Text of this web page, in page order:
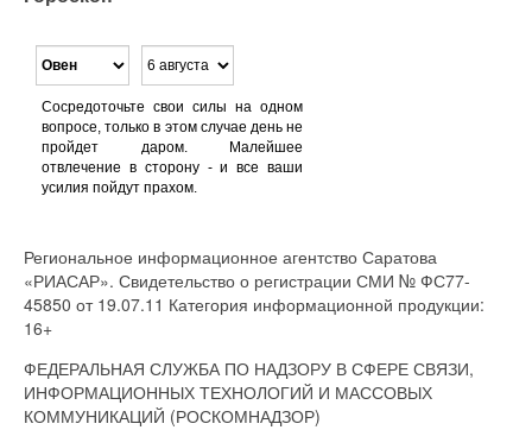
Сосредоточьте свои силы на одном
вопросе, только в этом случае день не
пройдет даром. Малейшее
отвлечение в сторону - и все ваши
усилия пойдут прахом.
Региональное информационное агентство Саратова
«РИАСАР». Свидетельство о регистрации СМИ № ФС77-
45850 от 19.07.11 Категория информационной продукции:
16+
ФЕДЕРАЛЬНАЯ СЛУЖБА ПО НАДЗОРУ В СФЕРЕ СВЯЗИ,
ИНФОРМАЦИОННЫХ ТЕХНОЛОГИЙ И МАССОВЫХ
КОММУНИКАЦИЙ (РОСКОМНАДЗОР)